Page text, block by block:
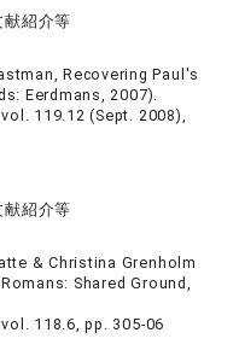
紹介等
Recovering Paul's
Eerdmans, 2007).
119.12 (Sept. 2008),
紹介等
& Christina Grenholm
Shared Ground,
118.6, pp. 305-06